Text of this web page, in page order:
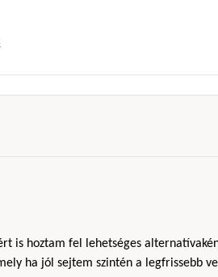
is hoztam fel lehetséges
ha jól sejtem szintén a legfrissebb